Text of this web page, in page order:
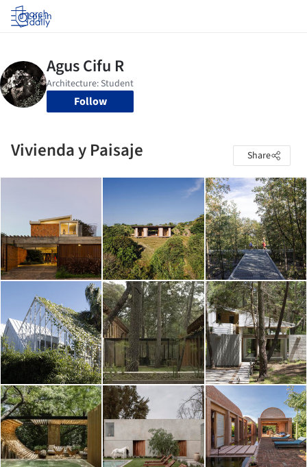
Log in
Follow
Vivienda y Paisaje Share